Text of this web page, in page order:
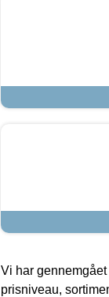
Vi har
prisniveau,